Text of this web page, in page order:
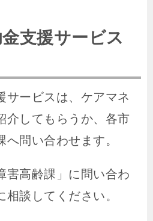
支援サービス
サービスは、ケアマネ
介してもらうか、各市
問い合わせます。
害高齢課」に問い合わ
談してください。